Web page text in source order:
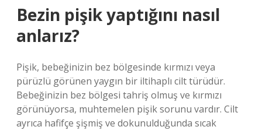
Bezin pişik yaptığını nasıl
anlarız?
Pişik, bebeğinizin bez bölgesinde kırmızı veya
pürüzlü görünen yaygın bir iltihaplı cilt türüdür.
Bebeğinizin bez bölgesi tahriş olmuş ve kırmızı
görünüyorsa, muhtemelen pişik sorunu vardır. Cilt
ayrıca hafifçe şişmiş ve dokunulduğunda sıcak